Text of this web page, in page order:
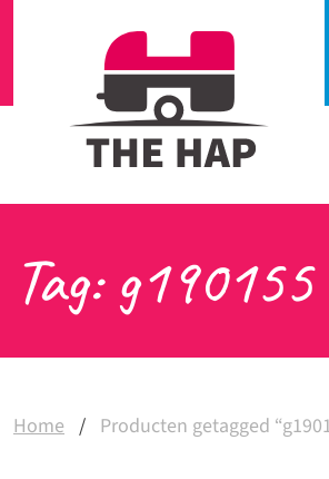
Tag: g190155
Home / Producten getagged